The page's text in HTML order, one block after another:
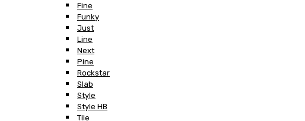
Fine
Funky
Just
Line
Next
Pine
Rockstar
Slab
Style
Style HB
Tile